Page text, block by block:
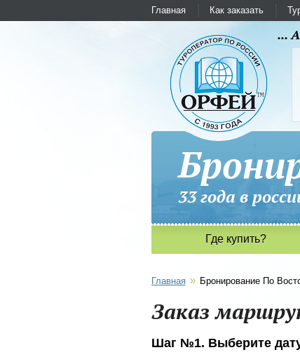
Главная Как заказать
...
33 года в
Где купить?
Главная » Бронирование По
Заказ
Шаг №1. Выберите